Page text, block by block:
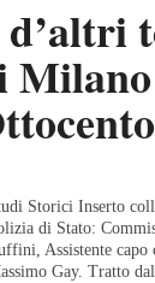
Storici Inserto
di Stato:
Assistente capo
Gay. Tratto